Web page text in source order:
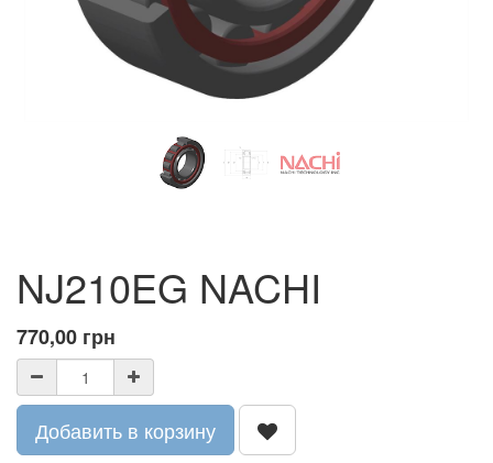
NJ210EG NACHI
770,00 грн
Добавить в корзину